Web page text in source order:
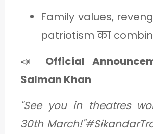
Family values,
patriotism का
📣 Official
Salman Khan
"See you in theatres
30th